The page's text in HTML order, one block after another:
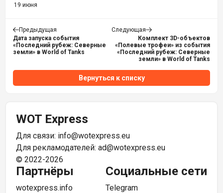
19 июня
Предыдущая
Дата запуска события
«Последний рубеж: Северные
земли» в World of Tanks
Следующая
Комплект 3D-объектов
«Полевые трофеи» из события
«Последний рубеж: Северные
земли» в World of Tanks
Вернуться к списку
WOT Express
Для связи: info@wotexpress.eu
Для рекламодателей: ad@wotexpress.eu
© 2022-2026
Партнёры
wotexpress.info
Социальные сети
Telegram